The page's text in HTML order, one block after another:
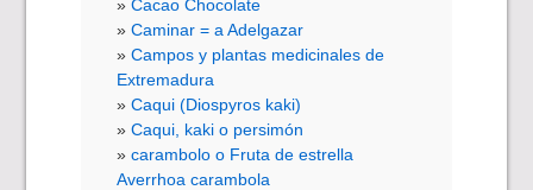
Cacao Chocolate
Caminar = a Adelgazar
Campos y plantas medicinales de
Extremadura
Caqui (Diospyros kaki)
Caqui, kaki o persimón
carambolo o Fruta de estrella
Averrhoa carambola